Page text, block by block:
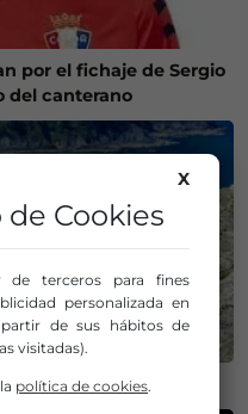
por el fichaje de Sergio
del canterano
en el Mar Cantábrico
X
Cookies
de terceros para fines
personalizada en
de sus hábitos de
visitadas).
política de cookies.